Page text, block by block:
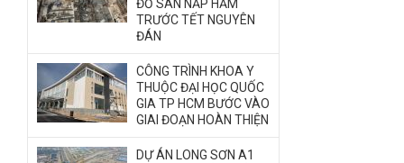
ĐỔ SÀN NẮP HẦM
TRƯỚC TẾT NGUYÊN
ĐÁN
CÔNG TRÌNH KHOA Y
THUỘC ĐẠI HỌC QUỐC
GIA TP HCM BƯỚC VÀO
GIAI ĐOẠN HOÀN THIỆN
DỰ ÁN LONG SƠN A1